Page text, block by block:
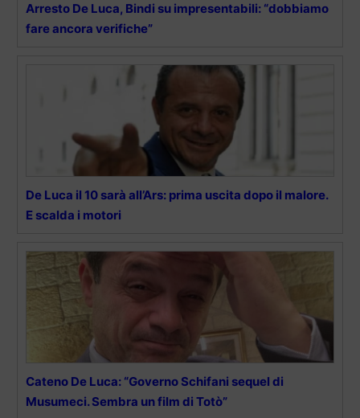
Arresto De Luca, Bindi su impresentabili: “dobbiamo
fare ancora verifiche”
De Luca il 10 sarà all’Ars: prima uscita dopo il malore.
E scalda i motori
Cateno De Luca: “Governo Schifani sequel di
Musumeci. Sembra un film di Totò”